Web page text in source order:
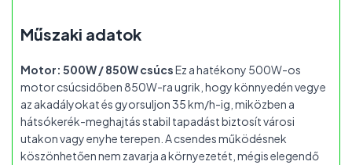
Műszaki adatok
Motor: 500W / 850W csúcsEz a hatékony 500W-os
motor csúcsidőben 850W-ra ugrik, hogy könnyedén vegye
az akadályokat és gyorsuljon 35 km/h-ig, miközben a
hátsókerék-meghajtás stabil tapadást biztosít városi
utakon vagy enyhe terepen. A csendes működésnek
köszönhetően nem zavarja a környezetét, mégis elegendő